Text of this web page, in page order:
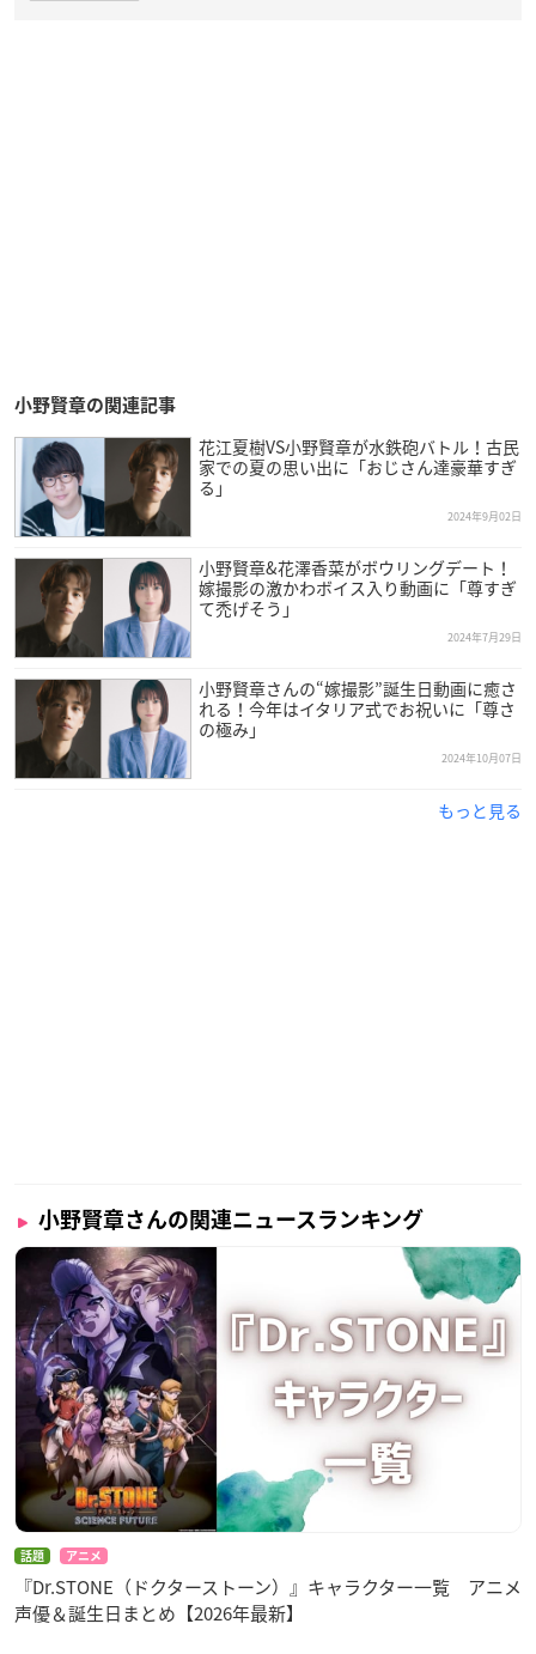
小野賢章の関連記事
花江夏樹VS小野賢章が水鉄砲バトル！古民
家での夏の思い出に「おじさん達豪華すぎ
る」
2024年9月02日
小野賢章&花澤香菜がボウリングデート！
嫁撮影の激かわボイス入り動画に「尊すぎ
て禿げそう」
2024年7月29日
小野賢章さんの“嫁撮影”誕生日動画に癒さ
れる！今年はイタリア式でお祝いに「尊さ
の極み」
2024年10月07日
もっと見る
小野賢章さんの関連ニュースランキング
話題 アニメ
『Dr.STONE（ドクターストーン）』キャラクター一覧 アニメ
声優＆誕生日まとめ【2026年最新】